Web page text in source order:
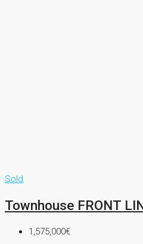
Sold
Townhouse FRONT
1,575,000€